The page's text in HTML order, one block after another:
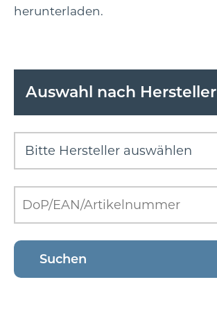
herunterladen.
Auswahl nach Hersteller